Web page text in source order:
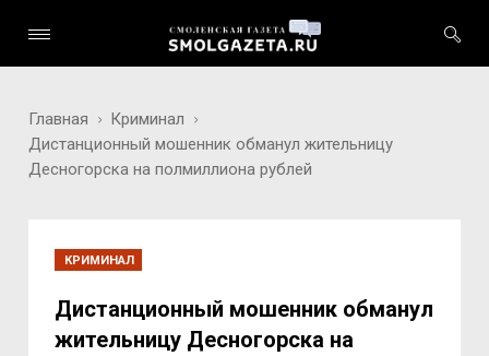
Главная
Криминал
Дистанционный мошенник обманул жительницу
Десногорска на полмиллиона рублей
КРИМИНАЛ
Дистанционный мошенник обманул
жительницу Десногорска на